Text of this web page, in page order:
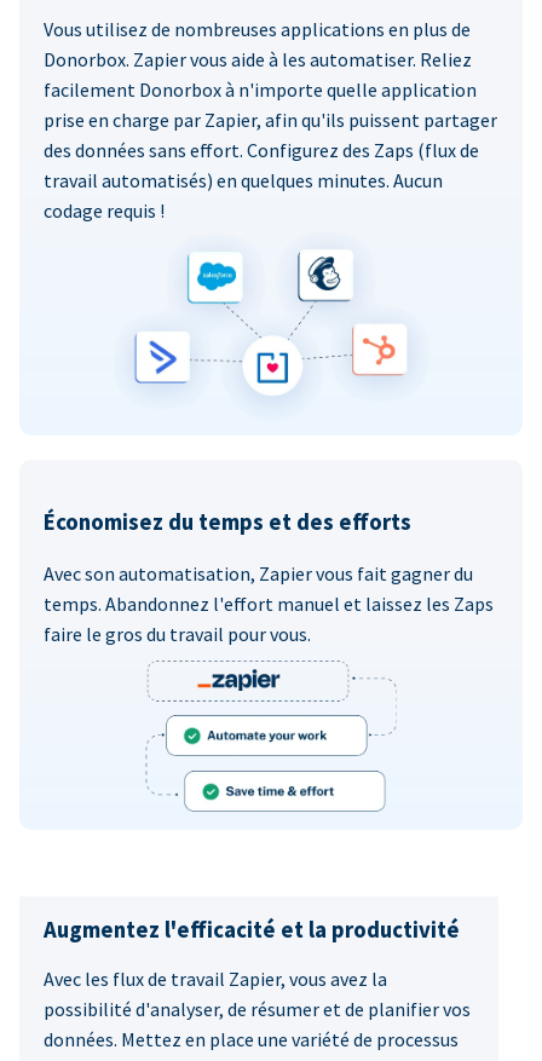
Vous utilisez de nombreuses applications en plus de
Donorbox. Zapier vous aide à les automatiser. Reliez
facilement Donorbox à n'importe quelle application
prise en charge par Zapier, afin qu'ils puissent partager
des données sans effort. Configurez des Zaps (flux de
travail automatisés) en quelques minutes. Aucun
codage requis !
Économisez du temps et des efforts
Avec son automatisation, Zapier vous fait gagner du
temps. Abandonnez l'effort manuel et laissez les Zaps
faire le gros du travail pour vous.
Augmentez l'efficacité et la productivité
Avec les flux de travail Zapier, vous avez la
possibilité d'analyser, de résumer et de planifier vos
données. Mettez en place une variété de processus